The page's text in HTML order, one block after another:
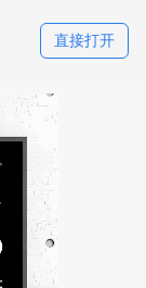
找工作！
就上融水好门
直接打开